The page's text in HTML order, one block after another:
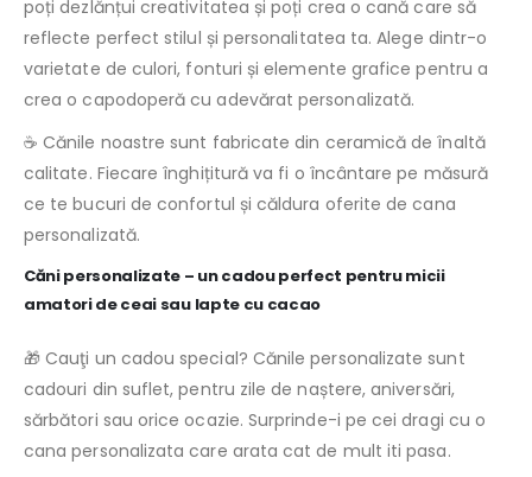
poți dezlănțui creativitatea și poți crea o cană care să
reflecte perfect stilul și personalitatea ta. Alege dintr-o
varietate de culori, fonturi și elemente grafice pentru a
crea o capodoperă cu adevărat personalizată.
☕️ Cănile noastre sunt fabricate din ceramică de înaltă
calitate. Fiecare înghițitură va fi o încântare pe măsură
ce te bucuri de confortul și căldura oferite de cana
personalizată.
Căni personalizate – un cadou perfect pentru micii
amatori de ceai sau lapte cu cacao
🎁 Cauţi un cadou special? Cănile personalizate sunt
cadouri din suflet, pentru zile de naștere, aniversări,
sărbători sau orice ocazie. Surprinde-i pe cei dragi cu o
cana personalizata care arata cat de mult iti pasa.